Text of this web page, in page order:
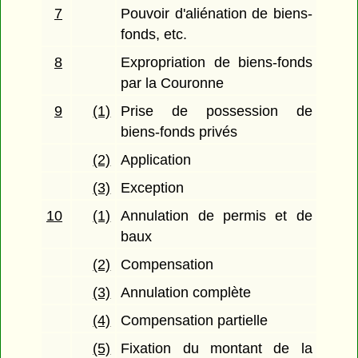
7
Pouvoir d'aliénation de biens-
fonds, etc.
8
Expropriation de biens-fonds
par la Couronne
9
(1)
Prise de possession de
biens-fonds privés
(2)
Application
(3)
Exception
10
(1)
Annulation de permis et de
baux
(2)
Compensation
(3)
Annulation complète
(4)
Compensation partielle
(5)
Fixation du montant de la